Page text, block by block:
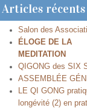
Articles récents
Salon des
ÉLOGE DE LA
MEDITATION
QIGONG des SIX
ASSEMBLÉE
LE QI GONG
longévité (2) en